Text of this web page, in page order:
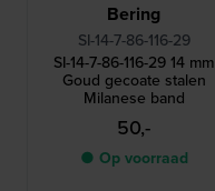
Bering
SI-14-7-86-116-29
SI-14-7-86-116-29 14 mm
Goud gecoate stalen
Milanese band
50,-
● Op voorraad